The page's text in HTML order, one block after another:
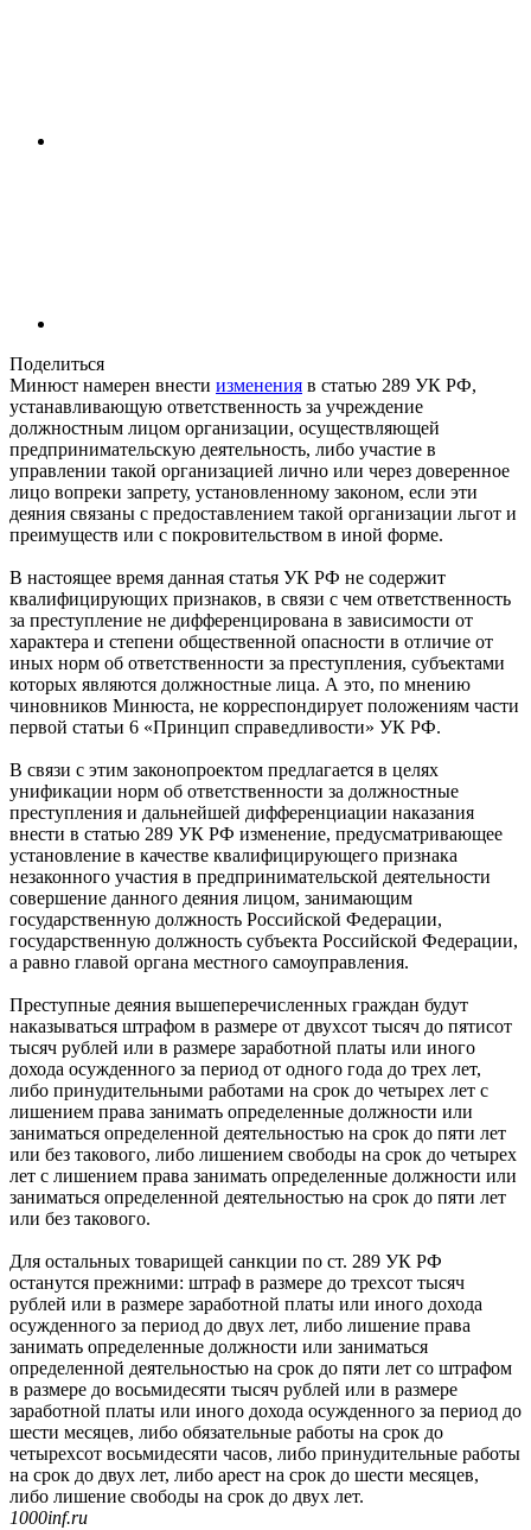
Поделиться
Минюст намерен внести изменения в статью 289 УК РФ,
устанавливающую ответственность за учреждение
должностным лицом организации, осуществляющей
предпринимательскую деятельность, либо участие в
управлении такой организацией лично или через доверенное
лицо вопреки запрету, установленному законом, если эти
деяния связаны с предоставлением такой организации льгот и
преимуществ или с покровительством в иной форме.
В настоящее время данная статья УК РФ не содержит
квалифицирующих признаков, в связи с чем ответственность
за преступление не дифференцирована в зависимости от
характера и степени общественной опасности в отличие от
иных норм об ответственности за преступления, субъектами
которых являются должностные лица. А это, по мнению
чиновников Минюста, не корреспондирует положениям части
первой статьи 6 «Принцип справедливости» УК РФ.
В связи с этим законопроектом предлагается в целях
унификации норм об ответственности за должностные
преступления и дальнейшей дифференциации наказания
внести в статью 289 УК РФ изменение, предусматривающее
установление ‎в качестве квалифицирующего признака
незаконного участия в предпринимательской деятельности
совершение данного деяния лицом, занимающим
государственную должность Российской Федерации,
государственную должность субъекта Российской Федерации,
а равно главой органа местного самоуправления.
Преступные деяния вышеперечисленных граждан будут
наказываться штрафом в размере от двухсот тысяч до пятисот
тысяч рублей или в размере заработной платы или иного
дохода осужденного за период от одного года до трех лет,
либо принудительными работами на срок до четырех лет с
лишением права занимать определенные должности или
заниматься определенной деятельностью на срок до пяти лет
или без такового, либо лишением свободы на срок до четырех
лет с лишением права занимать определенные должности или
заниматься определенной деятельностью на срок до пяти лет
или без такового.
Для остальных товарищей санкции по ст. 289 УК РФ
останутся прежними: штраф в размере до трехсот тысяч
рублей или в размере заработной платы или иного дохода
осужденного за период до двух лет, либо лишение права
занимать определенные должности или заниматься
определенной деятельностью на срок до пяти лет со штрафом
в размере до восьмидесяти тысяч рублей или в размере
заработной платы или иного дохода осужденного за период до
шести месяцев, либо обязательные работы на срок до
четырехсот восьмидесяти часов, либо принудительные работы
на срок до двух лет, либо арест на срок до шести месяцев,
либо лишение свободы на срок до двух лет.
1000inf.ru